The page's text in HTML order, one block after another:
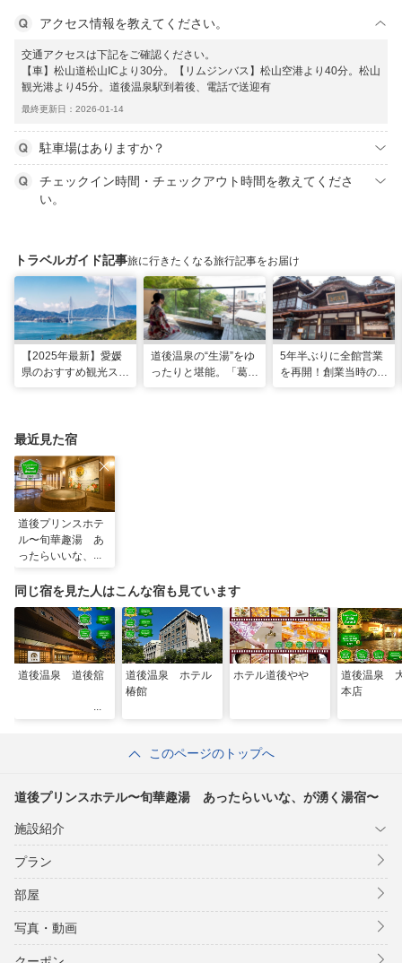
アクセス情報を教えてください。
交通アクセスは下記をご確認ください。
【車】松山道松山ICより30分。【リムジンバス】松山空港より40分。松山
観光港より45分。道後温泉駅到着後、電話で送迎有
最終更新日：2026-01-14
駐車場はありますか？
チェックイン時間・チェックアウト時間を教えてくださ
い。
トラベルガイド記事旅に行きたくなる旅行記事をお届け
【2025年最新】愛媛
県のおすすめ観光スポ
道後温泉の“生湯”をゆ
ったりと堪能。「葛城
5年半ぶりに全館営業
を再開！創業当時の風
最近見た宿
道後プリンスホテ
ル〜旬華趣湯 あ
ったらいいな、が
同じ宿を見た人はこんな宿も見ています
道後温泉 道後舘
道後温泉 ホテル
椿館
ホテル道後やや
道後温泉
本店
このページのトップへ
道後プリンスホテル〜旬華趣湯 あったらいいな、が湧く湯宿〜
施設紹介
プラン
部屋
写真・動画